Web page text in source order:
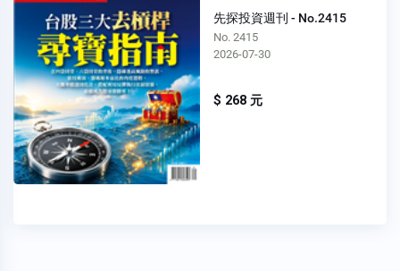
先探投資週刊 - No.2415
No. 2415
2026-07-30
$ 268 元